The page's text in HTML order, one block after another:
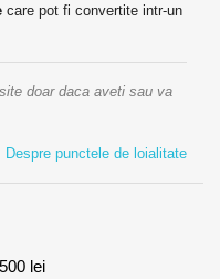
care pot fi convertite intr-un
doar daca aveti sau va
Despre punctele de loialitate
lei